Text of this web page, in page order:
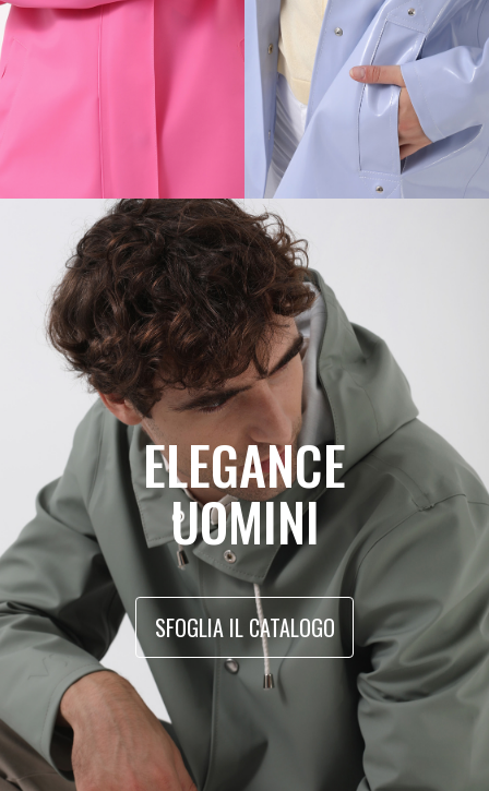
ELEGANCE
UOMINI
SFOGLIA IL CATALOGO